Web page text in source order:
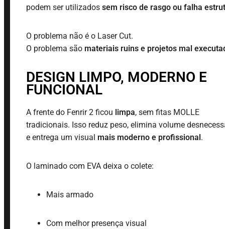
podem ser utilizados sem risco de rasgo ou falha
O problema não é o Laser Cut.
O problema são materiais ruins e projetos mal
DESIGN LIMPO, MODERNO E
FUNCIONAL
A frente do Fenrir 2 ficou limpa, sem fitas MOLLE
tradicionais. Isso reduz peso, elimina volume
e entrega um visual mais moderno e profissional .
O laminado com EVA deixa o colete:
Mais armado
Com melhor presença visual